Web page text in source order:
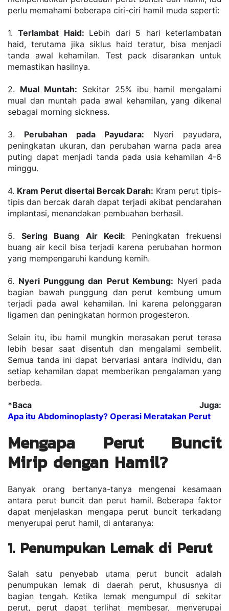
perlu memahami beberapa ciri-ciri hamil muda seperti:
1. Terlambat Haid: Lebih dari 5 hari keterlambatan
haid, terutama jika siklus haid teratur, bisa menjadi
tanda awal kehamilan. Test pack disarankan untuk
memastikan hasilnya.
2. Mual Muntah: Sekitar 25% ibu hamil mengalami
mual dan muntah pada awal kehamilan, yang dikenal
sebagai morning sickness.
3. Perubahan pada Payudara: Nyeri payudara,
peningkatan ukuran, dan perubahan warna pada area
puting dapat menjadi tanda pada usia kehamilan 4-6
minggu.
4. Kram Perut disertai Bercak Darah: Kram perut tipis-
tipis dan bercak darah dapat terjadi akibat pendarahan
implantasi, menandakan pembuahan berhasil.
5. Sering Buang Air Kecil: Peningkatan frekuensi
buang air kecil bisa terjadi karena perubahan hormon
yang mempengaruhi kandung kemih.
6. Nyeri Punggung dan Perut Kembung: Nyeri pada
bagian bawah punggung dan perut kembung umum
terjadi pada awal kehamilan. Ini karena pelonggaran
ligamen dan peningkatan hormon progesteron.
Selain itu, ibu hamil mungkin merasakan perut terasa
lebih besar saat disentuh dan mengalami sembelit.
Semua tanda ini dapat bervariasi antara individu, dan
setiap kehamilan dapat memberikan pengalaman yang
berbeda.
*Baca Juga:
Apa itu Abdominoplasty? Operasi Meratakan Perut
Mengapa Perut Buncit
Mirip dengan Hamil?
Banyak orang bertanya-tanya mengenai kesamaan
antara perut buncit dan perut hamil. Beberapa faktor
dapat menjelaskan mengapa perut buncit terkadang
menyerupai perut hamil, di antaranya:
1. Penumpukan Lemak di Perut
Salah satu penyebab utama perut buncit adalah
penumpukan lemak di daerah perut, khususnya di
bagian tengah. Ketika lemak mengumpul di sekitar
perut, perut dapat terlihat membesar, menyerupai